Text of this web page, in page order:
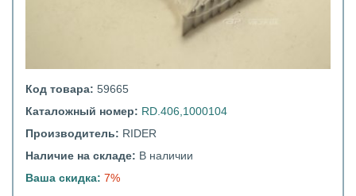
Код товара: 59665
Каталожный номер: RD.406,1000104
Производитель: RIDER
Наличие на складе: В наличии
Ваша скидка: 7%